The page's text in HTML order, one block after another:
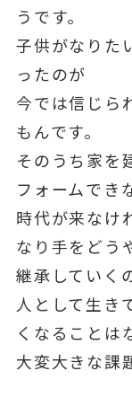
うです。
子供がなりた
ったのが
今では信じら
もんです。
そのうち家を
フォームでき
時代が来なけ
なり手をどう
継承していく
人として生き
くなることは
大変大きな課